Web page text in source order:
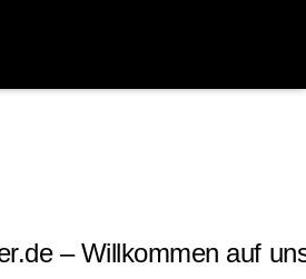
– Willkommen auf